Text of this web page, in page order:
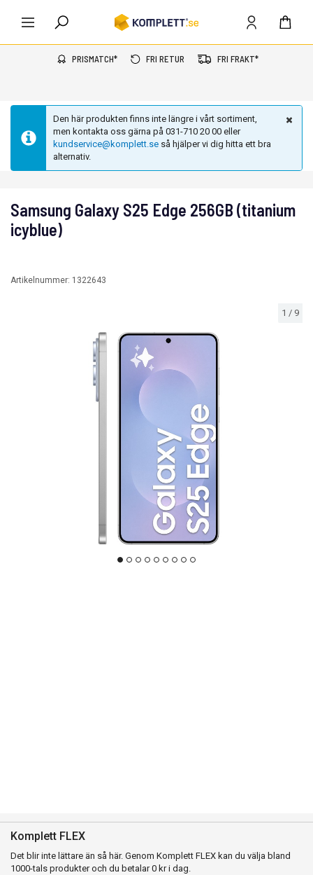
PRISMATCH* FRI RETUR FRI FRAKT*
Den här produkten finns inte längre i vårt sortiment,
men kontakta oss gärna på 031-710 20 00 eller
kundservice@komplett.se så hjälper vi dig hitta ett bra
alternativ.
1 / 9
Samsung Galaxy S25 Edge 256GB (titanium
icyblue)
Artikelnummer: 1322643
Komplett FLEX
Det blir inte lättare än så här. Genom Komplett FLEX kan du välja bland
1000-tals produkter och du betalar 0 kr i dag.